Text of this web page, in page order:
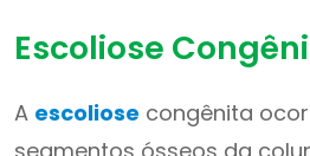
Escoliose
A escoliose congênita